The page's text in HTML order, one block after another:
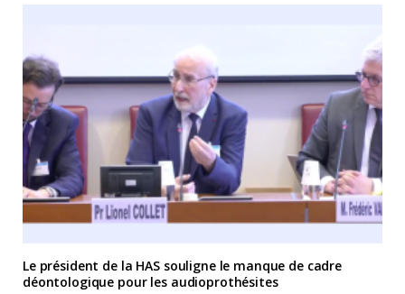
Le président de la HAS souligne le manque de cadre
déontologique pour les audioprothésites